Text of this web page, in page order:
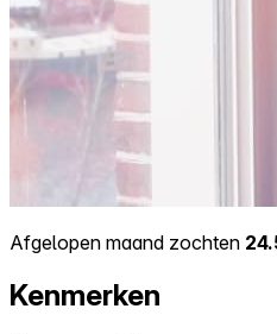
Afgelopen maand zochten
Kenmerken